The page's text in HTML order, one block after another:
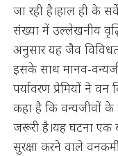
जा रही है।हाल ही के
संख्या में उल्लेखनीय
अनुसार यह जैव
इसके साथ मानव-
पर्यावरण प्रेमियों ने वन
कहा है कि वन्यजीवों के
जरूरी है।यह घटना एक
सुरक्षा करने वाले